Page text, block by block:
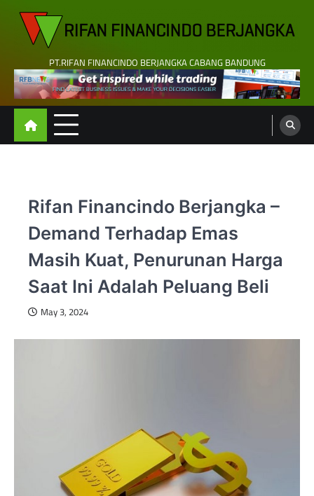
content
PT.RIFAN FINANCINDO BERJANGKA CABANG BANDUNG
Rifan Financindo Berjangka –
Demand Terhadap Emas
Masih Kuat, Penurunan Harga
Saat Ini Adalah Peluang Beli
May 3, 2024